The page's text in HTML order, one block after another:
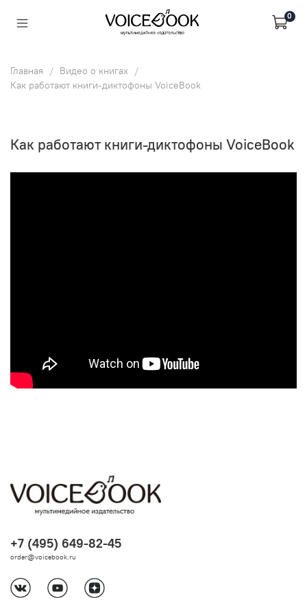
0
Главная
Видео о книгах
Как работают книги-диктофоны VoiceBook
Как работают книги-диктофоны VoiceBook
+7 (495) 649-82-45
order@voicebook.ru